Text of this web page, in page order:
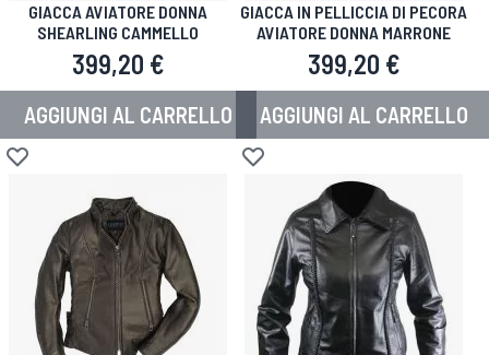
GIACCA AVIATORE DONNA
SHEARLING CAMMELLO
399,20 €
AGGIUNGI AL CARRELLO
Aggiungi alla lista desideri
GIACCA IN PELLICCIA DI PECORA
AVIATORE DONNA MARRONE
399,20 €
AGGIUNGI AL CARRELLO
Aggiungi alla lista desideri